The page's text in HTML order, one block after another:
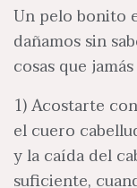
Un pelo bonito
dañamos sin
cosas que
1) Acostarte
el cuero
y la caída del
suficiente,